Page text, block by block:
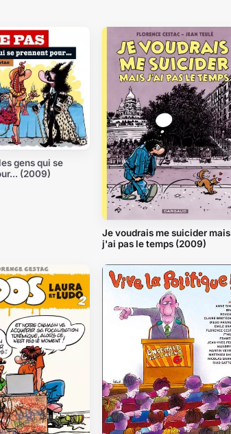
gens qui se
(2009)
Je voudrais me suicider mais
j'ai pas le temps (2009)